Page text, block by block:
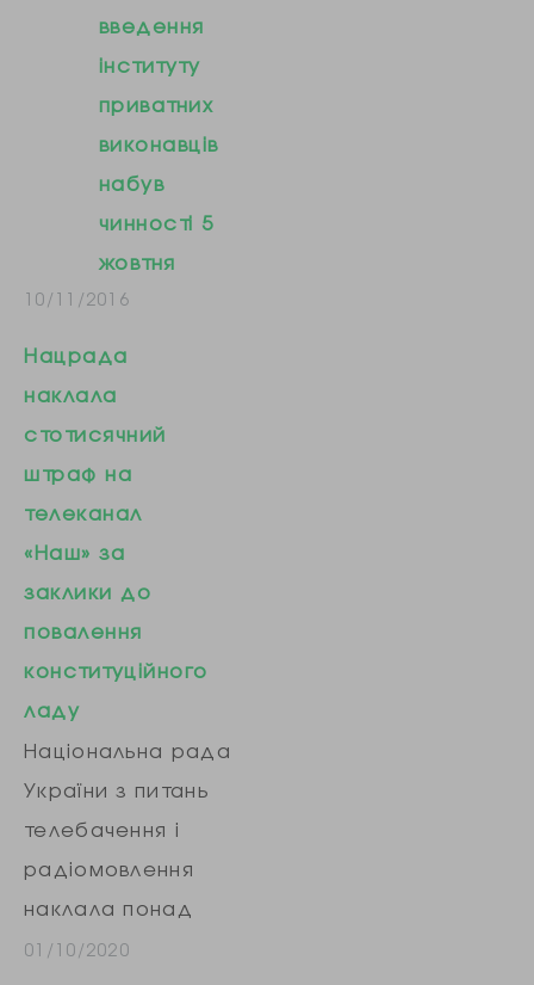
прав людини
Денісова. Вона
також нагадала,
що Росія порушує
Кантімірова, який
утримується у
«Федерально-
казенній установі
Слідчому
ізоляторі 1
Управління
Федеральної
служби виконання
покарань по
республіці Крим
та…
введення
інституту
приватних
виконавців
набув
чинності 5
жовтня
10/11/2016
Нацрада
наклала
стотисячний
штраф на
телеканал
«Наш» за
заклики до
повалення
конституційного
ладу
Національна рада
України з питань
телебачення і
радіомовлення
наклала понад
стотисячний
01/10/2020